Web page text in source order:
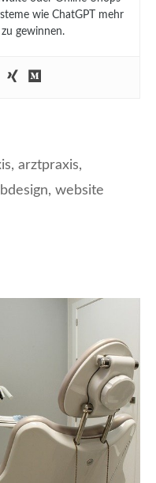
wie ChatGPT mehr
gewinnen.
, arztpraxis,
, website